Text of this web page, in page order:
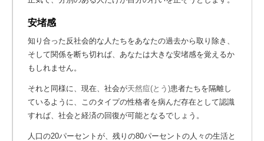
安堵感
知り合った反社会的な人たちをあなたの過去から取り除き、
そして関係を断ち切れば、あなたは大きな安堵感を覚えるか
もしれません。
それと同様に、現在、社会が天然痘(とう)患者たちを隔離し
ているように、このタイプの性格者を病んだ存在として認識
すれば、社会と経済の回復が可能となるでしょう。
人口の20パーセントが、残りの80パーセントの人々の生活と